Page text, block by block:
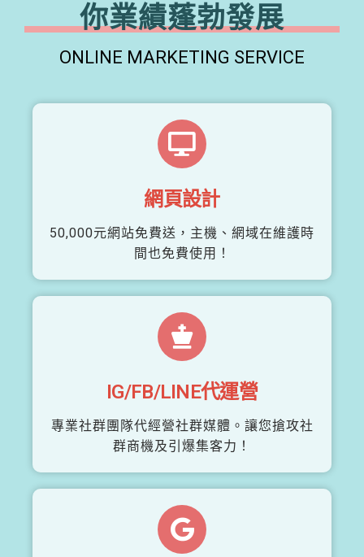
你業績蓬勃發展
ONLINE MARKETING SERVICE
網頁設計
50,000元網站免費送，主機、網域在維護時
間也免費使用！
IG/FB/LINE代運營
專業社群團隊代經營社群媒體。讓您搶攻社
群商機及引爆集客力！